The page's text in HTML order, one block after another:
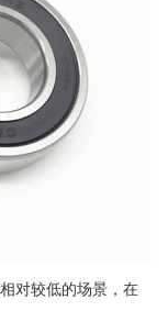
对较低的场景，在